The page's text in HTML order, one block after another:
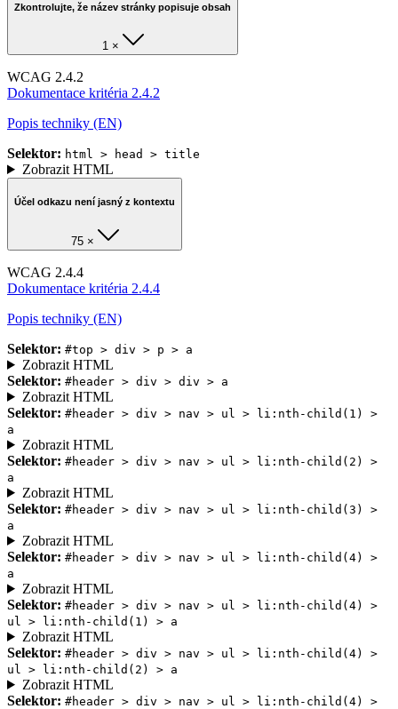
Zkontrolujte, že název stránky popisuje obsah
1 ×
WCAG 2.4.2
Dokumentace kritéria 2.4.2
Popis techniky (EN)
Selektor: html > head > title
Zobrazit HTML
Účel odkazu není jasný z kontextu
75 ×
WCAG 2.4.4
Dokumentace kritéria 2.4.4
Popis techniky (EN)
Selektor: #top > div > p > a
Zobrazit HTML
Selektor: #header > div > div > a
Zobrazit HTML
Selektor: #header > div > nav > ul > li:nth-child(1) >
a
Zobrazit HTML
Selektor: #header > div > nav > ul > li:nth-child(2) >
a
Zobrazit HTML
Selektor: #header > div > nav > ul > li:nth-child(3) >
a
Zobrazit HTML
Selektor: #header > div > nav > ul > li:nth-child(4) >
a
Zobrazit HTML
Selektor: #header > div > nav > ul > li:nth-child(4) >
ul > li:nth-child(1) > a
Zobrazit HTML
Selektor: #header > div > nav > ul > li:nth-child(4) >
ul > li:nth-child(2) > a
Zobrazit HTML
Selektor: #header > div > nav > ul > li:nth-child(4) >